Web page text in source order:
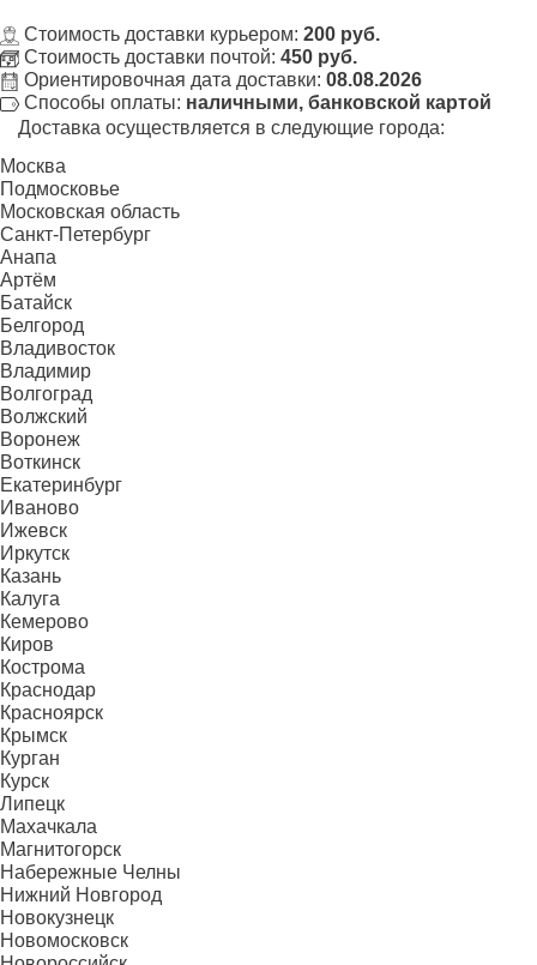
Стоимость доставки курьером: 200 руб.
Стоимость доставки почтой: 450 руб.
Ориентировочная дата доставки: 08.08.2026
Способы оплаты: наличными, банковской картой
Доставка осуществляется в следующие города:
Москва
Подмосковье
Московская область
Санкт-Петербург
Анапа
Артём
Батайск
Белгород
Владивосток
Владимир
Волгоград
Волжский
Воронеж
Воткинск
Екатеринбург
Иваново
Ижевск
Иркутск
Казань
Калуга
Кемерово
Киров
Кострома
Краснодар
Красноярск
Крымск
Курган
Курск
Липецк
Махачкала
Магнитогорск
Набережные Челны
Нижний Новгород
Новокузнецк
Новомосковск